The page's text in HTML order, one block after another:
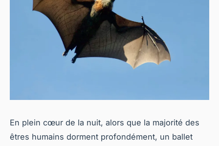
En plein cœur de la nuit, alors que la majorité des
êtres humains dorment profondément, un ballet